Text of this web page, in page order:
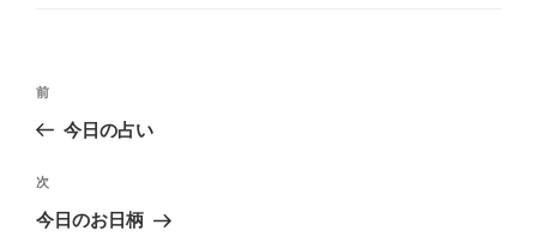
投
ビ
ゲ
前
の
稿
前
今日の占い
次
の
次
今日のお日柄